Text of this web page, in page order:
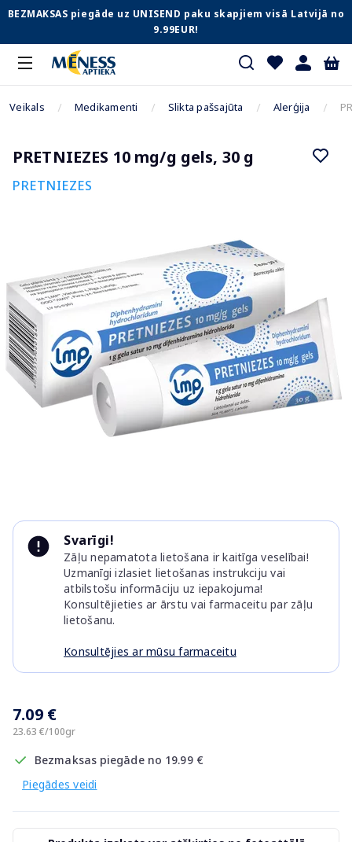
BEZMAKSAS piegāde uz UNISEND paku skapjiem visā Latvijā no
9.99EUR!
Veikals Medikamenti Slikta pašsajūta Alerģija
PRETNIEZES 10 mg/g gels, 30 g
PRETNIEZES
Svarīgi!
Zāļu nepamatota lietošana ir kaitīga veselībai!
Uzmanīgi izlasiet lietošanas instrukciju vai
atbilstošu informāciju uz iepakojuma!
Konsultējieties ar ārstu vai farmaceitu par zāļu
lietošanu.
Konsultējies ar mūsu farmaceitu
7.09 €
23.63 €/100gr
Bezmaksas piegāde no 19.99 €
Piegādes veidi